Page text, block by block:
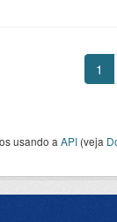
1
usando a API (veja